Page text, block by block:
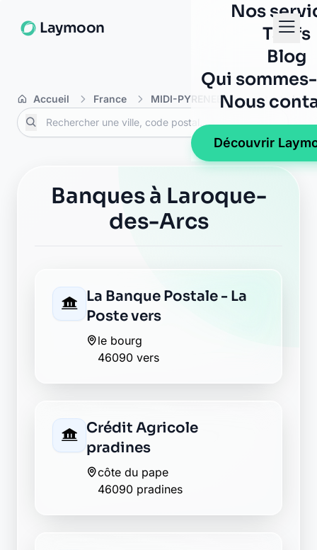
Laymoon
Nos
Tarifs
Blog
Qui
Nous
Découvrir
Accueil France MIDI-PYRENEES Lot
Banques à Laroque-
des-Arcs
La Banque Postale - La
Poste vers
le bourg
46090 vers
Crédit Agricole
pradines
côte du pape
46090 pradines